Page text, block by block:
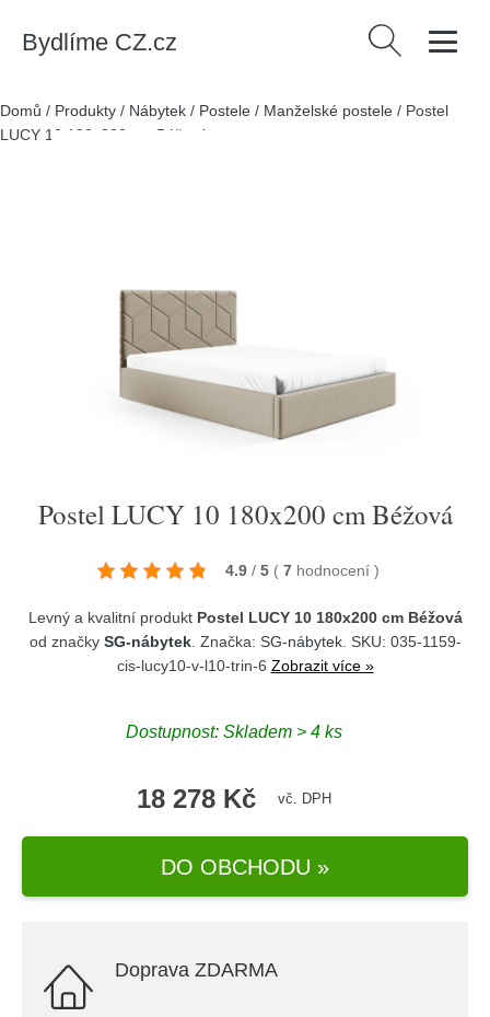
Bydlíme CZ.cz Vyhledávání
Domů / Produkty / Nábytek / Postele / Manželské postele / Postel
LUCY 10 180x200 cm Béžová
Postel LUCY 10 180x200 cm Béžová
4.9 / 5 ( 7 hodnocení )
Levný a kvalitní produkt Postel LUCY 10 180x200 cm Béžová
od značky SG-nábytek. Značka: SG-nábytek. SKU: 035-1159-
cis-lucy10-v-l10-trin-6 Zobrazit více »
Dostupnost: Skladem > 4 ks
18 278 Kč vč. DPH
DO OBCHODU »
Doprava ZDARMA